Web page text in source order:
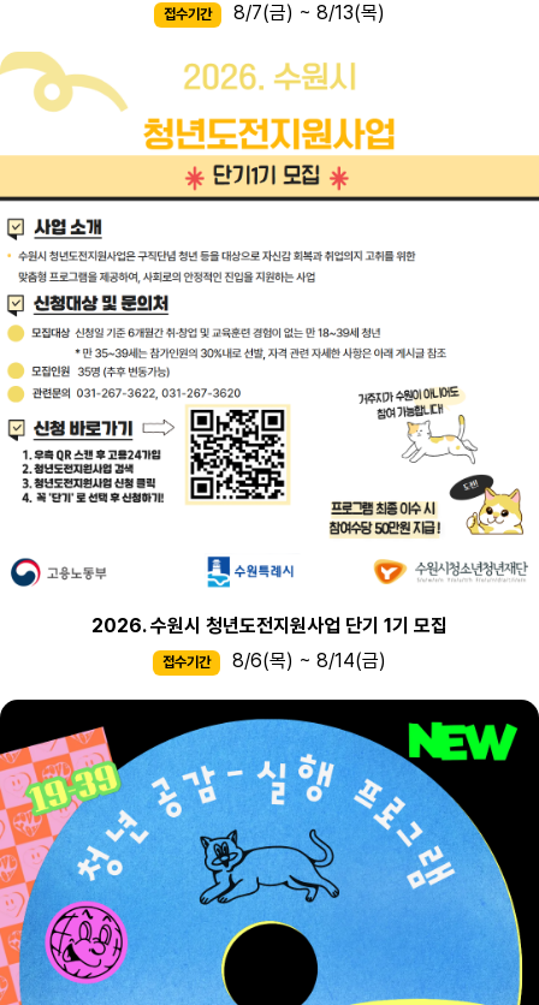
접수기간 8/7(금) ~ 8/13(목)
2026. 수원시 청년도전지원사업 단기 1기 모집
접수기간 8/6(목) ~ 8/14(금)